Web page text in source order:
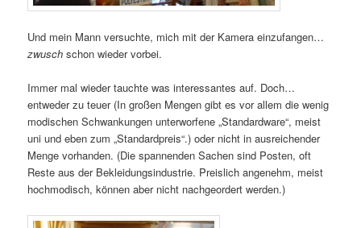
Und mein Mann versuchte, mich mit der Kamera einzufangen…
zwusch schon wieder vorbei.
Immer mal wieder tauchte was interessantes auf. Doch…
entweder zu teuer (In großen Mengen gibt es vor allem die wenig
modischen Schwankungen unterworfene „Standardware“, meist
uni und eben zum „Standardpreis“.) oder nicht in ausreichender
Menge vorhanden. (Die spannenden Sachen sind Posten, oft
Reste aus der Bekleidungsindustrie. Preislich angenehm, meist
hochmodisch, können aber nicht nachgeordert werden.)